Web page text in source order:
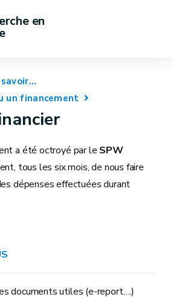
en
un financement
a été octroyé par le SPW
tous les six mois, de nous faire
dépenses effectuées durant
documents utiles (e-report….)